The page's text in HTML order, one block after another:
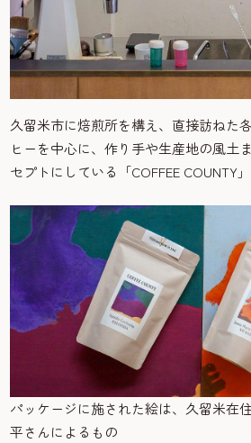
久留米市に焙煎所を構え、直接訪ねた
ヒーを中心に、作り手や生産地の風土
セプトにしている「COFFEE COUNTY
パッケージに施された絵は、久留米在
平さんによるもの